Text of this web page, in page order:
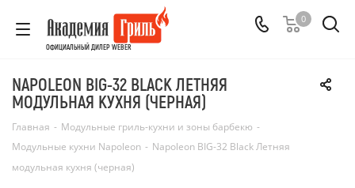
ОФИЦИАЛЬНЫЙ ДИЛЕР WEBER
0
NAPOLEON BIG-32 BLACK ЛЕТНЯЯ
МОДУЛЬНАЯ КУХНЯ (ЧЕРНАЯ)
Главная - Модульные гриль-кухни и зоны барбекю -
Модульные кухни Napoleon - Napoleon BIG-32 Black Летняя
модульная кухня (черная)